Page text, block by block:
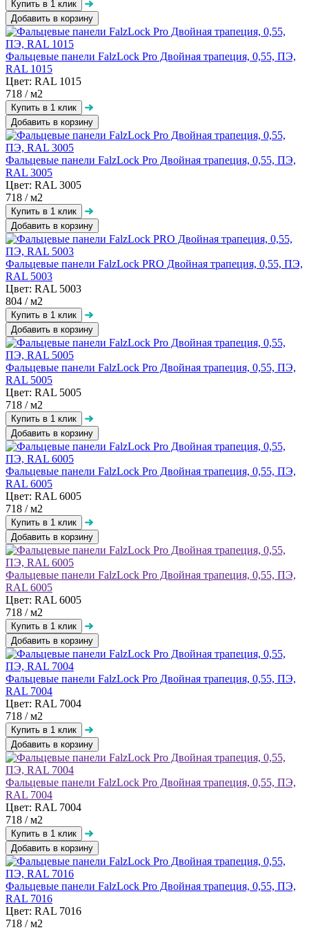
Добавить в корзину
Фальцевые панели FalzLock Pro Двойная трапеция, 0,55, ПЭ,
RAL 1015
Цвет: RAL 1015
718 / м2
Добавить в корзину
Фальцевые панели FalzLock Pro Двойная трапеция, 0,55, ПЭ,
RAL 3005
Цвет: RAL 3005
718 / м2
Добавить в корзину
Фальцевые панели FalzLock PRO Двойная трапеция, 0,55, ПЭ,
RAL 5003
Цвет: RAL 5003
804 / м2
Добавить в корзину
Фальцевые панели FalzLock Pro Двойная трапеция, 0,55, ПЭ,
RAL 5005
Цвет: RAL 5005
718 / м2
Добавить в корзину
Фальцевые панели FalzLock Pro Двойная трапеция, 0,55, ПЭ,
RAL 6005
Цвет: RAL 6005
718 / м2
Добавить в корзину
Фальцевые панели FalzLock Pro Двойная трапеция, 0,55, ПЭ,
RAL 6005
Цвет: RAL 6005
718 / м2
Добавить в корзину
Фальцевые панели FalzLock Pro Двойная трапеция, 0,55, ПЭ,
RAL 7004
Цвет: RAL 7004
718 / м2
Добавить в корзину
Фальцевые панели FalzLock Pro Двойная трапеция, 0,55, ПЭ,
RAL 7004
Цвет: RAL 7004
718 / м2
Добавить в корзину
Фальцевые панели FalzLock Pro Двойная трапеция, 0,55, ПЭ,
RAL 7016
Цвет: RAL 7016
718 / м2